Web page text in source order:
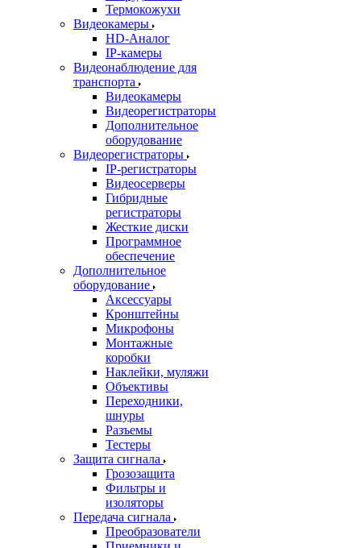
Термокожухи
Видеокамеры
HD-Аналог
IP-камеры
Видеонаблюдение для
транспорта
Видеокамеры
Видеорегистраторы
Дополнительное
оборудование
Видеорегистраторы
IP-регистраторы
Видеосерверы
Гибридные
регистраторы
Жесткие диски
Программное
обеспечение
Дополнительное
оборудование
Аксессуары
Кронштейны
Микрофоны
Монтажные
коробки
Наклейки, муляжи
Объективы
Переходники,
шнуры
Разъемы
Тестеры
Защита сигнала
Грозозащита
Фильтры и
изоляторы
Передача сигнала
Преобразователи